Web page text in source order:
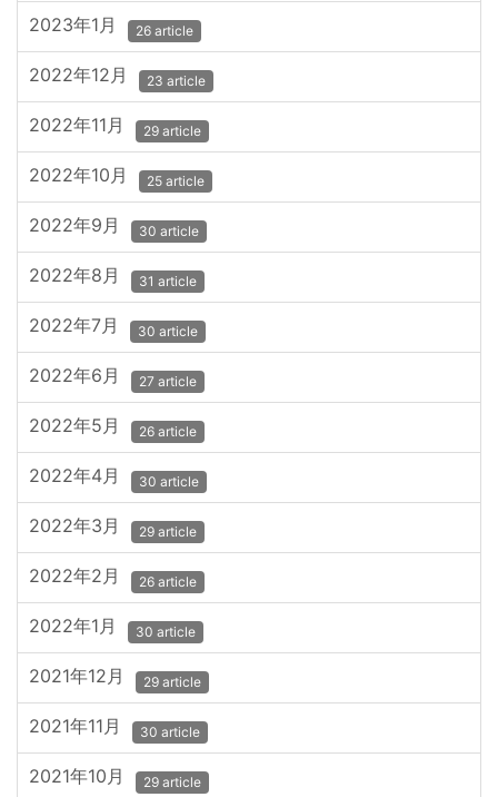
2023年1月 26 article
2022年12月 23 article
2022年11月 29 article
2022年10月 25 article
2022年9月 30 article
2022年8月 31 article
2022年7月 30 article
2022年6月 27 article
2022年5月 26 article
2022年4月 30 article
2022年3月 29 article
2022年2月 26 article
2022年1月 30 article
2021年12月 29 article
2021年11月 30 article
2021年10月 29 article